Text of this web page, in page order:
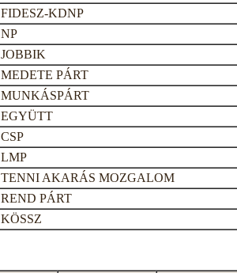
FIDESZ-KDNP
NP
JOBBIK
MEDETE PÁRT
MUNKÁSPÁRT
EGYÜTT
CSP
LMP
TENNI AKARÁS MOZGALOM
REND PÁRT
KÖSSZ